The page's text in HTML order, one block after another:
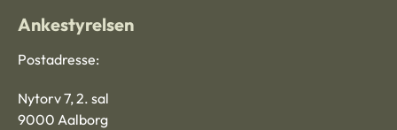
Ankestyrelsen
Postadresse:
Nytorv 7, 2. sal
9000 Aalborg